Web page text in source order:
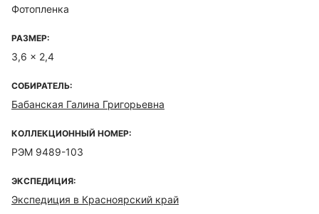
Фотопленка
РАЗМЕР:
3,6 x 2,4
СОБИРАТЕЛЬ:
Бабанская Галина Григорьевна
КОЛЛЕКЦИОННЫЙ НОМЕР:
РЭМ 9489-103
ЭКСПЕДИЦИЯ:
Экспедиция в Красноярский край